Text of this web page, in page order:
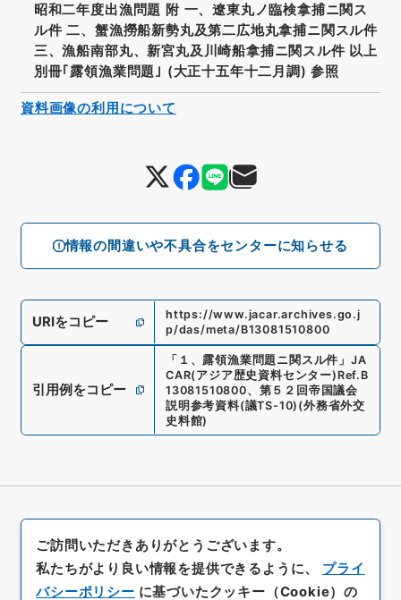
情報の間違いや不具合をセンターに知らせる
昭和二年度出漁問題 附 一、遼東丸ノ臨検拿捕ニ関ス
ル件 二、蟹漁撈船新勢丸及第二広地丸拿捕ニ関スル件
三、漁船南部丸、新宮丸及川崎船拿捕ニ関スル件 以上
別冊｢露領漁業問題｣ (大正十五年十二月調) 参照
URIをコピー
https://www.jacar.archives.go.j
p/das/meta/B13081510800
引用例をコピー
「 １、露領漁業問題ニ関スル件 」 JA
CAR(アジア歴史資料センター) Ref. B
13081510800、 第５２回帝国議会
説明参考資料(議TS-10) (外務省外交
史料館)
資料画像の利用について
ご訪問いただきありがとうございます。
私たちがより良い情報を提供できるように、 プライ
バシーポリシー に基づいたクッキー（Cookie）の